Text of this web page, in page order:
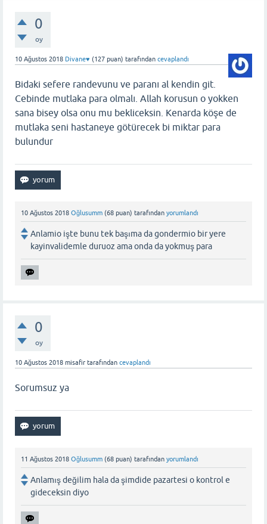
0
oy
10 Ağustos 2018 Divane♥️ (127 puan) tarafından cevaplandı
Bidaki sefere randevunu ve paranı al kendin git.
Cebinde mutlaka para olmalı. Allah korusun o yokken
sana bisey olsa onu mu bekliceksin. Kenarda köşe de
mutlaka seni hastaneye götürecek bi miktar para
bulundur
10 Ağustos 2018 Oğlusumm (68 puan) tarafından yorumlandı
Anlamio işte bunu tek başıma da gondermio bir yere
kayinvalidemle duruoz ama onda da yokmuş para
0
oy
10 Ağustos 2018 misafir tarafından cevaplandı
Sorumsuz ya
11 Ağustos 2018 Oğlusumm (68 puan) tarafından yorumlandı
Anlamış değilim hala da şimdide pazartesi o kontrol e
gideceksin diyo